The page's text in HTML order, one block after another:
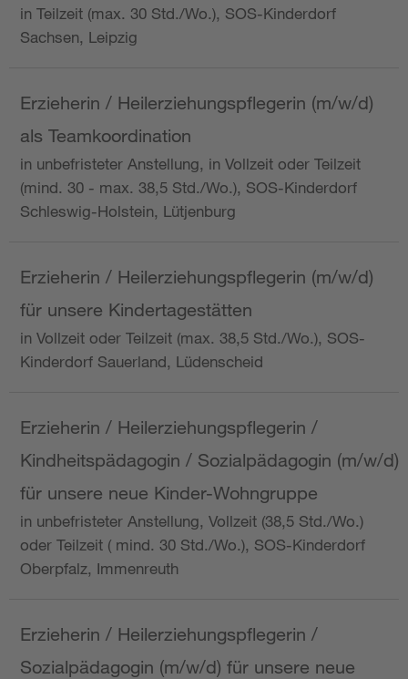
in Teilzeit (max. 30 Std./Wo.), SOS-Kinderdorf
Sachsen, Leipzig
Erzieherin / Heilerziehungspflegerin (m/w/d)
als Teamkoordination
in unbefristeter Anstellung, in Vollzeit oder Teilzeit
(mind. 30 - max. 38,5 Std./Wo.), SOS-Kinderdorf
Schleswig-Holstein, Lütjenburg
Erzieherin / Heilerziehungspflegerin (m/w/d)
für unsere Kindertagestätten
in Vollzeit oder Teilzeit (max. 38,5 Std./Wo.), SOS-
Kinderdorf Sauerland, Lüdenscheid
Erzieherin / Heilerziehungspflegerin /
Kindheitspädagogin / Sozialpädagogin (m/w/d)
für unsere neue Kinder-Wohngruppe
in unbefristeter Anstellung, Vollzeit (38,5 Std./Wo.)
oder Teilzeit ( mind. 30 Std./Wo.), SOS-Kinderdorf
Oberpfalz, Immenreuth
Erzieherin / Heilerziehungspflegerin /
Sozialpädagogin (m/w/d) für unsere neue